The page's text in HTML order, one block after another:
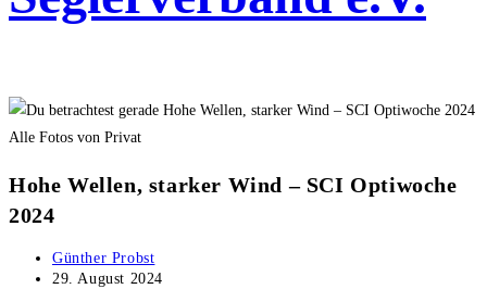
Alle Fotos von Privat
Hohe Wellen, starker Wind – SCI Optiwoche
2024
Beitrags-
Autor:
Günther Probst
Beitrag
29. August 2024